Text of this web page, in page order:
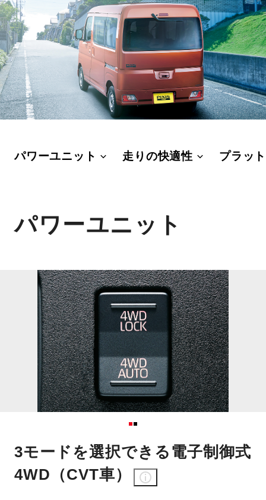
パワーユニット 走りの快適性 プラッ
パワーユニット
3モードを選択できる電子制御式
4WD（CVT車）